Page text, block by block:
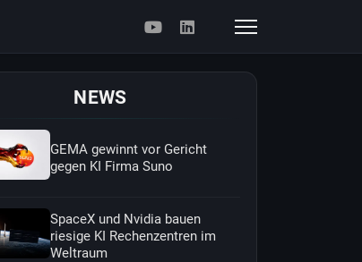
NEWS
GEMA gewinnt vor Gericht
gegen KI Firma Suno
SpaceX und Nvidia bauen
riesige KI Rechenzentren im
Weltraum